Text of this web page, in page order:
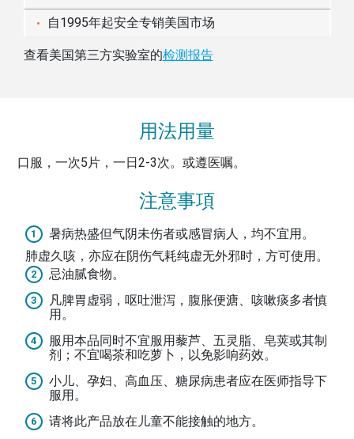
自1995年起安全专销美国市场
查看美国第三方实验室的检测报告
用法用量
口服，一次5片，一日2-3次。或遵医嘱。
注意事項
暑病热盛但气阴未伤者或感冒病人，均不宜用。
肺虚久咳，亦应在阴伤气耗纯虚无外邪时，方可使用。
忌油腻食物。
凡脾胃虚弱，呕吐泄泻，腹胀便溏、咳嗽痰多者慎
用。
服用本品同时不宜服用藜芦、五灵脂、皂荚或其制
剂；不宜喝茶和吃萝卜，以免影响药效。
小儿、孕妇、高血压、糖尿病患者应在医师指导下
服用。
请将此产品放在儿童不能接触的地方。